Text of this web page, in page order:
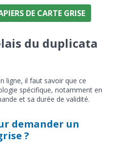
DE CARTE GRISE
du duplicata
ligne, il faut savoir que ce
spécifique, notamment en
et sa durée de validité.
demander un
?